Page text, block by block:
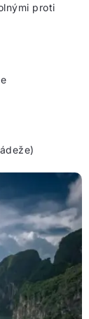
proti